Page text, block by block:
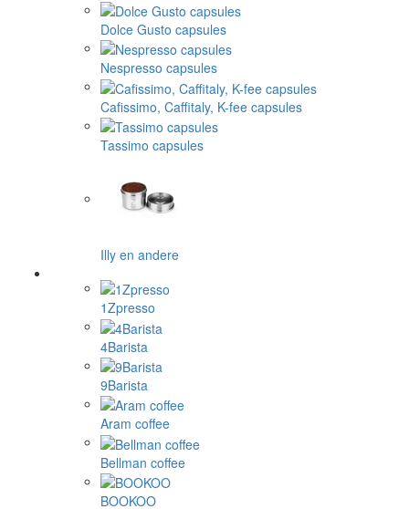
Dolce Gusto capsules
Nespresso capsules
Cafissimo, Caffitaly, K-fee capsules
Tassimo capsules
Illy en andere
1Zpresso
4Barista
9Barista
Aram coffee
Bellman coffee
BOOKOO